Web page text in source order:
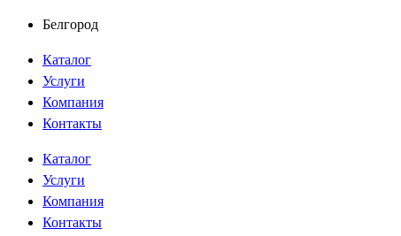
Перейти
содержимому
Белгород
Каталог
Услуги
Компания
Контакты
Каталог
Услуги
Компания
Контакты